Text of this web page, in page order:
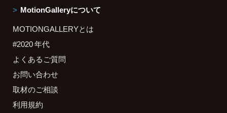
MotionGalleryについて
MOTIONGALLERYとは
#2020 年代
よくあるご質問
お問い合わせ
取材のご相談
利用規約